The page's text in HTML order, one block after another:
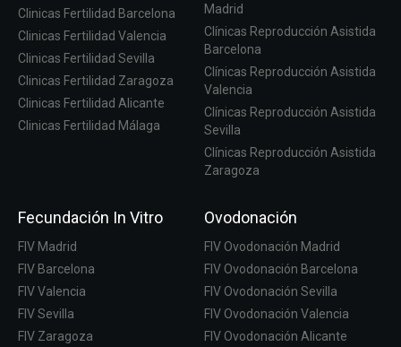
Clinicas Fertilidad Barcelona
Clinicas Fertilidad Valencia
Clinicas Fertilidad Sevilla
Clinicas Fertilidad Zaragoza
Clinicas Fertilidad Alicante
Clinicas Fertilidad Málaga
Madrid
Clínicas Reproducción Asistida
Barcelona
Clínicas Reproducción Asistida
Valencia
Clínicas Reproducción Asistida
Sevilla
Clínicas Reproducción Asistida
Zaragoza
Fecundación In Vitro
FIV Madrid
FIV Barcelona
FIV Valencia
FIV Sevilla
FIV Zaragoza
Ovodonación
FIV Ovodonación Madrid
FIV Ovodonación Barcelona
FIV Ovodonación Sevilla
FIV Ovodonación Valencia
FIV Ovodonación Alicante